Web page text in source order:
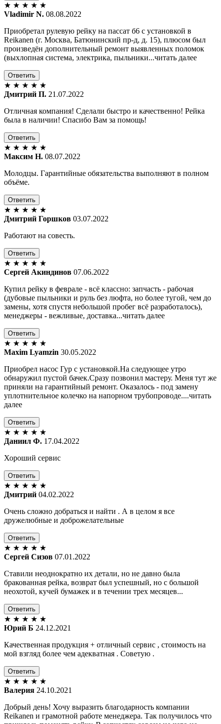
★ ★ ★ ★ ★
Vladimir N. 08.08.2022
Приобретал рулевую рейку на пассат б6 с установкой в
Reikanen (г. Москва, Батюнинский пр-д, д. 15), плюсом был
произведён дополнительный ремонт выявленных поломок
(выхлопная система, электрика, пыльники...читать далее
Ответить
★ ★ ★ ★ ★
Дмитрий П. 21.07.2022
Отличная компания! Сделали быстро и качественно! Рейка
была в наличии! Спасибо Вам за помощь!
Ответить
★ ★ ★ ★ ★
Максим Н. 08.07.2022
Молодцы. Гарантийные обязательства выполняют в полном
объёме.
Ответить
★ ★ ★ ★ ★
Дмитрий Горшков 03.07.2022
Работают на совесть.
Ответить
★ ★ ★ ★ ★
Сергей Акиндинов 07.06.2022
Купил рейку в феврале - всё классно: запчасть - рабочая
(дубовые пыльники и руль без люфта, но более тугой, чем до
замены, хотя спустя небольшой пробег всё разработалось),
менеджеры - вежливые, доставка...читать далее
Ответить
★ ★ ★ ★ ★
Maxim Lyamzin 30.05.2022
Приобрел насос Гур с установкой.На следующее утро
обнаружил пустой бачек.Сразу позвонил мастеру. Меня тут же
приняли на гарантийный ремонт. Оказалось - под замену
уплотнительное колечко на напорном трубопроводе....читать
далее
Ответить
★ ★ ★ ★ ★
Даниил Ф. 17.04.2022
Хороший сервис
Ответить
★ ★ ★ ★ ★
Дмитрий 04.02.2022
Очень сложно добраться и найти . А в целом я все
дружелюбные и доброжелательные
Ответить
★ ★ ★ ★ ★
Сергей Сизов 07.01.2022
Ставили неоднократно их детали, но не давно была
бракованная рейка, возврат был успешный, но с большой
неохотой, кучей бумажек и в течении трех месяцев...
Ответить
★ ★ ★ ★ ★
Юрий Б 24.12.2021
Качественная продукция + отличный сервис , стоимость на
мой взгляд более чем адекватная . Советую .
Ответить
★ ★ ★ ★ ★
Валерия 24.10.2021
Добрый день! Хочу выразить благодарность компании
Reikanen и грамотной работе менеджера. Так получилось что